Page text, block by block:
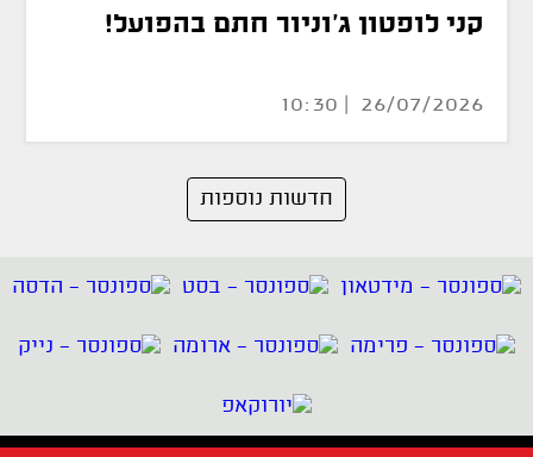
קני לופטון ג'וניור חתם בהפועל!
26/07/2026 | 10:30
חדשות נוספות